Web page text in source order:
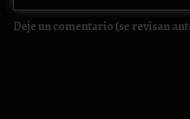
Deje un comentario (se revisan